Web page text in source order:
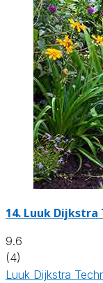
14. Luuk Dijkstra
9.6
(4)
Luuk Dijkstra